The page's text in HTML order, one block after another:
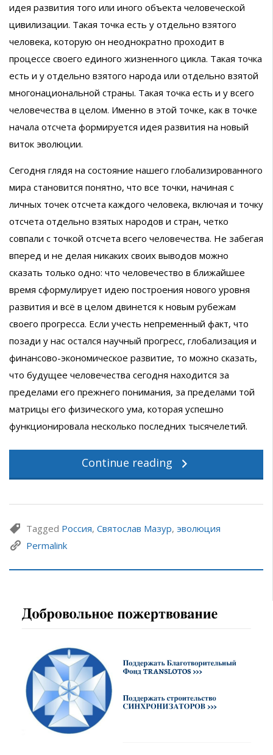
идея развития того или иного объекта человеческой
цивилизации. Такая точка есть у отдельно взятого
человека, которую он неоднократно проходит в
процессе своего единого жизненного цикла. Такая точка
есть и у отдельно взятого народа или отдельно взятой
многонациональной страны. Такая точка есть и у всего
человечества в целом. Именно в этой точке, как в точке
начала отсчета формируется идея развития на новый
виток эволюции.
Сегодня глядя на состояние нашего глобализированного
мира становится понятно, что все точки, начиная с
личных точек отсчета каждого человека, включая и точку
отсчета отдельно взятых народов и стран, четко
совпали с точкой отсчета всего человечества. Не забегая
вперед и не делая никаких своих выводов можно
сказать только одно: что человечество в ближайшее
время сформулирует идею построения нового уровня
развития и всё в целом двинется к новым рубежам
своего прогресса. Если учесть непременный факт, что
позади у нас остался научный прогресс, глобализация и
финансово-экономическое развитие, то можно сказать,
что будущее человечества сегодня находится за
пределами его прежнего понимания, за пределами той
матрицы его физического ума, которая успешно
функционировала несколько последних тысячелетий.
Continue reading
Tagged Россия, Святослав Мазур, эволюция
Permalink